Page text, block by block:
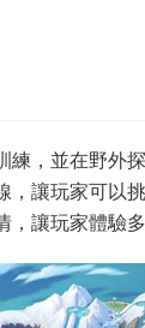
，並在野外
，讓玩家可
讓玩家體驗多